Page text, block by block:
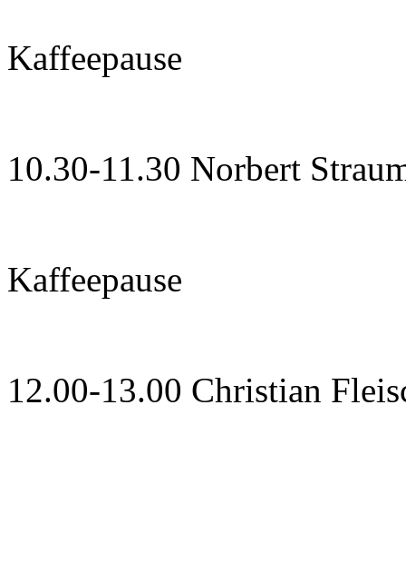
Kaffeepause
10.30-11.30 Norbert
Kaffeepause
12.00-13.00 Christian